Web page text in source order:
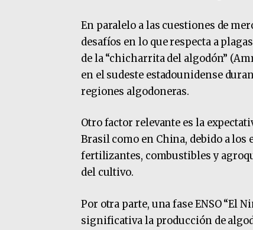
En paralelo a las cuestiones de
desafíos en lo que respecta a
de la “chicharrita del algodón”
en el sudeste estadounidense
regiones algodoneras.
Otro factor relevante es la
Brasil como en China, debido a los
fertilizantes, combustibles y
del cultivo.
Por otra parte, una fase ENSO “El
significativa la producción de